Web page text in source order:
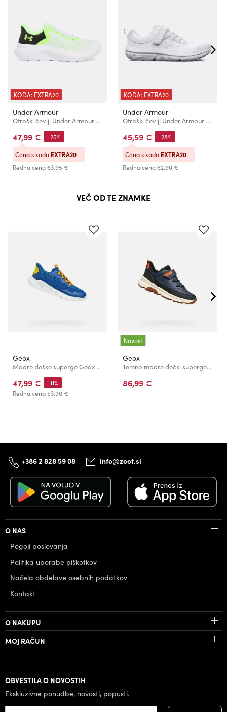
KODA: EXTRA20
Under Armour
Otroški čevlji Under Armour UA BPS Rogue 5 AL
47,99 €
Redna cena63,95 €
-25%
Cena s kodo EXTRA20
KODA: EXTRA20
Under Armour
Otroški čevlji Under Armour UA BPS Assert 10 AC UFM SYN
45,59 €
Redna cena62,90 €
-28%
Cena s kodo EXTRA20
VEČ OD TE ZNAMKE
Geox
Modre deške superge Geox Sprintye
47,99 €
Redna cena53,90 €
-11%
Novost
Geox
Temno modre dečki superge Geox Flexyper Plus
86,99 €
+386 2 828 59 08 info@zoot.si
O NAS
Pogoji poslovanja
Politika uporabe piškotkov
Načela obdelave osebnih podatkov
Kontakt
O NAKUPU
MOJ RAČUN
OBVESTILA O NOVOSTIH
Ekskluzivne ponudbe, novosti, popusti.